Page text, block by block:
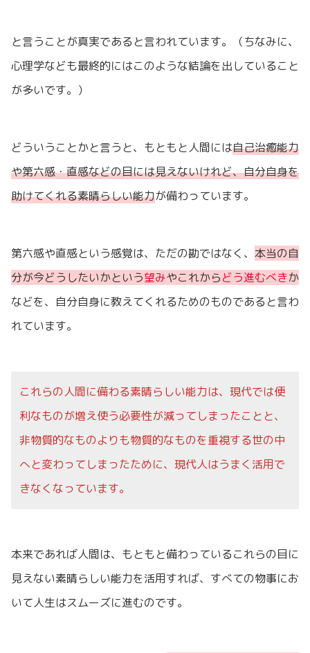
と言うことが真実であると言われています。（ちなみに、
心理学なども最終的にはこのような結論を出していること
が多いです。）
どういうことかと言うと、もともと人間には自己治癒能力
や第六感・直感などの目には見えないけれど、自分自身を
助けてくれる素晴らしい能力が備わっています。
第六感や直感という感覚は、ただの勘ではなく、 本当の自
分が今どうしたいかという望みやこれからどう進むべきか
などを、自分自身に教えてくれるためのものであると言わ
れています。
これらの人間に備わる素晴らしい能力は、現代では便
利なものが増え使う必要性が減ってしまったことと、
非物質的なものよりも物質的なものを重視する世の中
へと変わってしまったために、現代人はうまく活用で
きなくなっています。
本来であれば人間は、もともと備わっているこれらの目に
見えない素晴らしい能力を活用すれば、すべての物事にお
いて人生はスムーズに進むのです。